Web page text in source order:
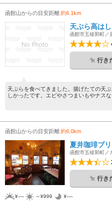
函館山からの目安距離約6.1km
天ぷら高はし
函館市五稜郭町／
行き
天ぷらを食べてきました。揚げたての天
しかったです。エビやさつまいもやナスな
函館山からの目安距離約6.0km
夏井珈琲ブ
函館市五稜郭町／
行き
¥---- ～¥999 ¥----